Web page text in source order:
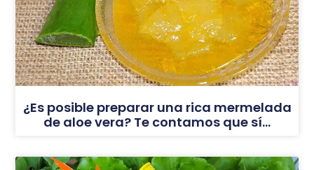
¿Es posible preparar una rica mermelada
de aloe vera? Te contamos que sí…